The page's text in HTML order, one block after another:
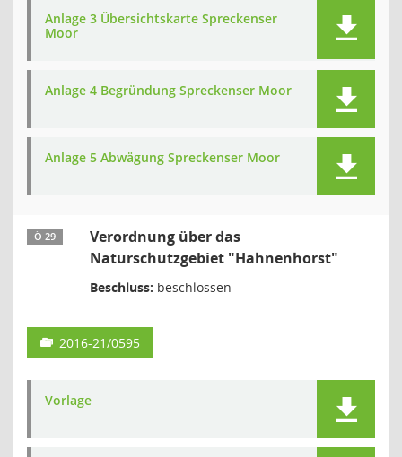
Anlage 3 Übersichtskarte Spreckenser
Moor
Anlage 4 Begründung Spreckenser Moor
Anlage 5 Abwägung Spreckenser Moor
Ö 29
Verordnung über das
Naturschutzgebiet "Hahnenhorst"
Beschluss: beschlossen
2016-21/0595
Vorlage